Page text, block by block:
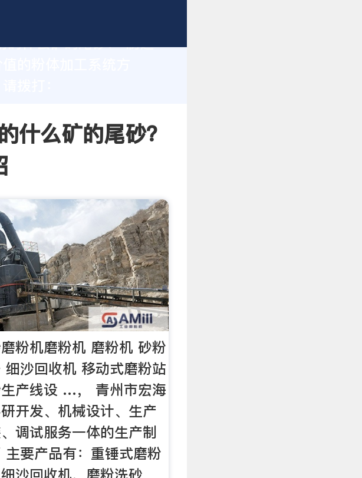
的什么矿的尾砂？ 制造
的粉体加工系统方
拨打：
什么矿的尾砂？
粉机磨粉机 磨粉机 砂粉
细沙回收机 移动式磨粉站
产线设 …， 青州市宏海
开发、机械设计、生产
调试服务一体的生产制
主要产品有：重锤式磨粉